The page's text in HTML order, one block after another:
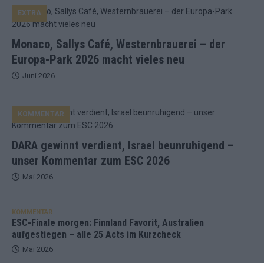
Monaco, Sallys Café, Westernbrauerei – der
Europa-Park 2026 macht vieles neu
EXTRA
Juni 2026
DARA gewinnt verdient, Israel beunruhigend –
unser Kommentar zum ESC 2026
KOMMENTAR
Mai 2026
KOMMENTAR
ESC-Finale morgen: Finnland Favorit, Australien
aufgestiegen – alle 25 Acts im Kurzcheck
Mai 2026